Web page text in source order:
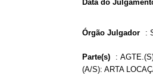
Data do
Órgão Julgador :
Parte(s) :
(A/S): ARTA